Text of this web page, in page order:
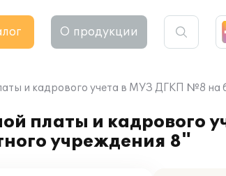
О продукции
и кадрового учета в МУЗ ДГКП №8
платы и кадрового
учреждения 8"